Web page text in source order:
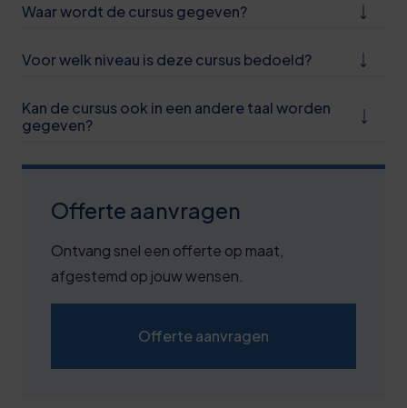
Waar wordt de cursus gegeven?
Voor welk niveau is deze cursus bedoeld?
Kan de cursus ook in een andere taal worden
gegeven?
Offerte aanvragen
Ontvang snel een offerte op maat,
afgestemd op jouw wensen.
Offerte aanvragen
6
1
6
1
6
1
7
2
7
7